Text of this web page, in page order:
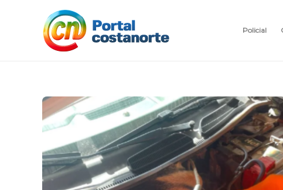
Policial